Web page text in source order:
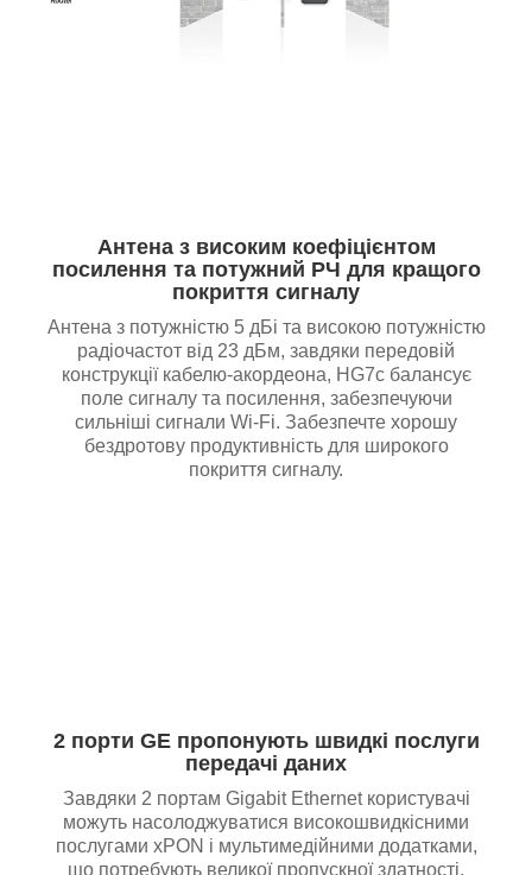
Антена з високим коефіцієнтом
посилення та потужний РЧ для кращого
покриття сигналу
Антена з потужністю 5 дБі та високою потужністю
радіочастот від 23 дБм, завдяки передовій
конструкції кабелю-акордеона, HG7c балансує
поле сигналу та посилення, забезпечуючи
сильніші сигнали Wi-Fi. Забезпечте хорошу
бездротову продуктивність для широкого
покриття сигналу.
2 порти GE пропонують швидкі послуги
передачі даних
Завдяки 2 портам Gigabit Ethernet користувачі
можуть насолоджуватися високошвидкісними
послугами xPON і мультимедійними додатками,
що потребують великої пропускної здатності,